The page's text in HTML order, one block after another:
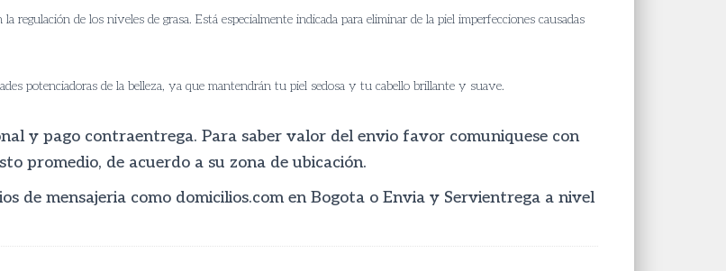
regulación de los niveles de grasa. Está especialmente indicada para eliminar de la piel imperfecciones causadas
potenciadoras de la belleza, ya que mantendrán tu piel sedosa y tu cabello brillante y suave.
y pago contraentrega. Para saber valor del envio favor comuniquese con
promedio, de acuerdo a su zona de ubicación.
de mensajeria como domicilios.com en Bogota o Envia y Servientrega a nivel